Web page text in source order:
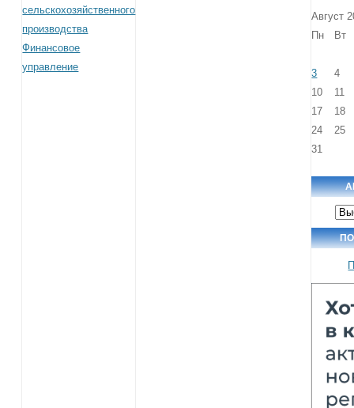
сельскохозяйственного
производства
Финансовое
управление
Август
Пн
Вт
3
4
10
11
17
18
24
25
31